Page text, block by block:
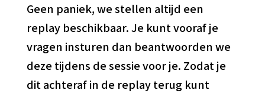
Geen paniek, we stellen altijd een
replay beschikbaar. Je kunt vooraf je
vragen insturen dan beantwoorden we
deze tijdens de sessie voor je. Zodat je
dit achteraf in de replay terug kunt